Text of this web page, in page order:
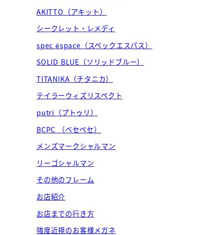
AKITTO（アキット）
シークレット・レメディ
spec ēspace（スペックエスパス）
SOLID BLUE（ソリッドブルー）
TITANIKA（チタニカ）
テイラーウィズリスペクト
putri（プトゥリ）
BCPC （ベセペセ）
メンズマークシャルマン
リーゴシャルマン
その他のフレーム
お店紹介
お店までの行き方
強度近視のお客様メガネ